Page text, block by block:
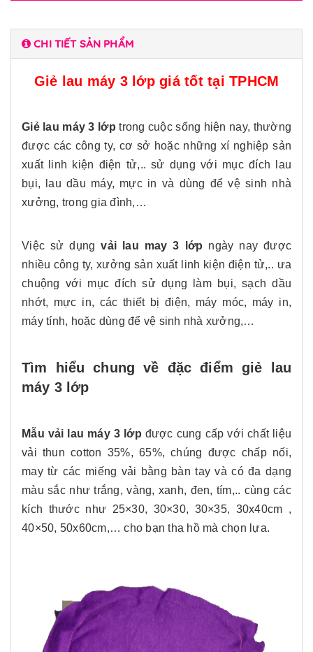
CHI TIẾT SẢN PHẨM
Giẻ lau máy 3 lớp giá tốt tại TPHCM
Giẻ lau máy 3 lớp trong cuộc sống hiện nay, thường
được các công ty, cơ sở hoặc những xí nghiệp sản
xuất linh kiện điện tử,.. sử dụng với mục đích lau
bụi, lau dầu máy, mực in và dùng để vệ sinh nhà
xưởng, trong gia đình,…
Việc sử dụngvải lau may 3 lớp ngày nay được
nhiều công ty, xưởng sản xuất linh kiện điện tử,.. ưa
chuộng với mục đích sử dụng làm bụi, sạch dầu
nhớt, mực in, các thiết bị điện, máy móc, máy in,
máy tính, hoặc dùng để vệ sinh nhà xưởng,…
Tìm hiểu chung về đặc điểm giẻ lau
máy 3 lớp
Mẫu vải lau máy 3 lớp được cung cấp với chất liệu
vải thun cotton 35%, 65%, chúng được chấp nối,
may từ các miếng vải bằng bàn tay và có đa dạng
màu sắc như trắng, vàng, xanh, đen, tím,.. cùng các
kích thước như 25×30, 30×30, 30×35, 30x40cm ,
40×50, 50x60cm,… cho bạn tha hồ mà chọn lựa.